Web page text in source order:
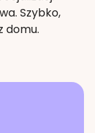
. Szybko,
domu.